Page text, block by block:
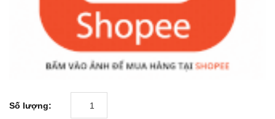
Số lượng: